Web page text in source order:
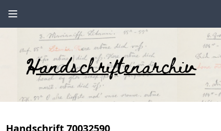
Handschriftenarchiv
Handschrift 70032590